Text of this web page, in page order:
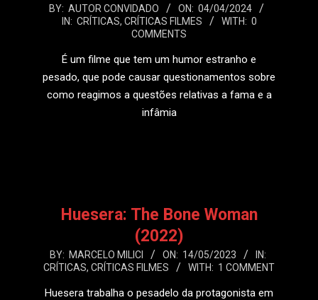
2024-
BY: AUTOR CONVIDADO ON: 04/04/2024
IN: CRÍTICAS, CRÍTICAS FILMES WITH: 0
COMMENTS
É um filme que tem um humor estranho e
pesado, que pode causar questionamentos sobre
como reagimos a questões relativas a fama e a
infâmia
Huesera: The Bone Woman
(2022)
2023-
05-
14
BY: MARCELO MILICI ON: 14/05/2023
IN:
CRÍTICAS, CRÍTICAS FILMES WITH: 1 COMMENT
Huesera trabalha o pesadelo da protagonista em